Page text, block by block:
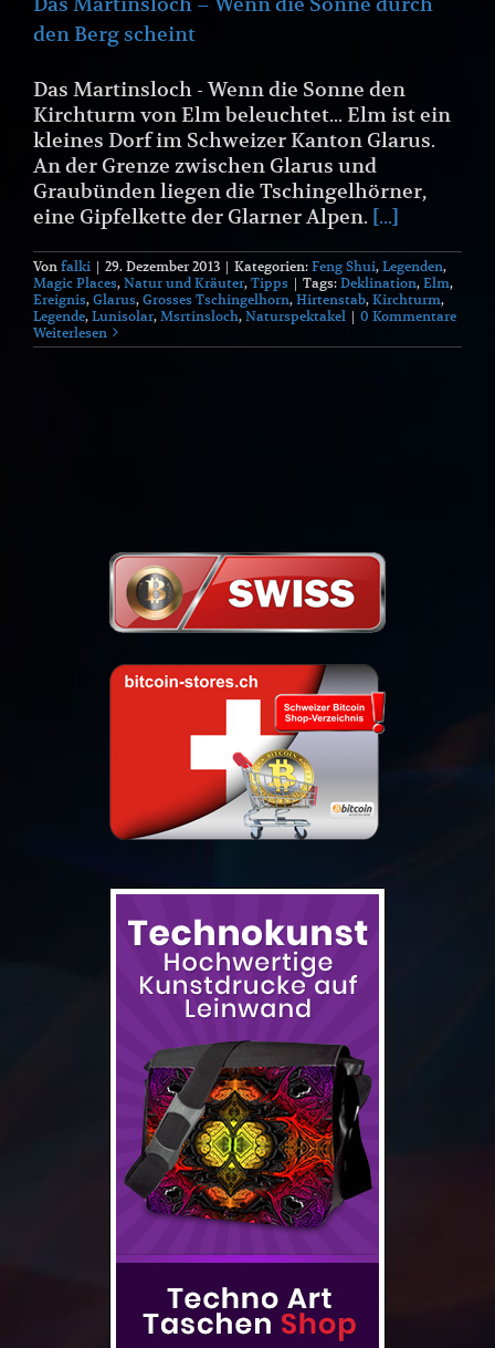
den Berg scheint
Das Martinsloch - Wenn die Sonne den
Kirchturm von Elm beleuchtet... Elm ist ein
kleines Dorf im Schweizer Kanton Glarus.
An der Grenze zwischen Glarus und
Graubünden liegen die Tschingelhörner,
eine Gipfelkette der Glarner Alpen. [...]
Von falki | 29. Dezember 2013 | Kategorien: Feng Shui, Legenden,
Magic Places, Natur und Kräuter, Tipps | Tags: Deklination, Elm,
Ereignis, Glarus, Grosses Tschingelhorn, Hirtenstab, Kirchturm,
Legende, Lunisolar, Msrtinsloch, Naturspektakel | 0 Kommentare
Weiterlesen